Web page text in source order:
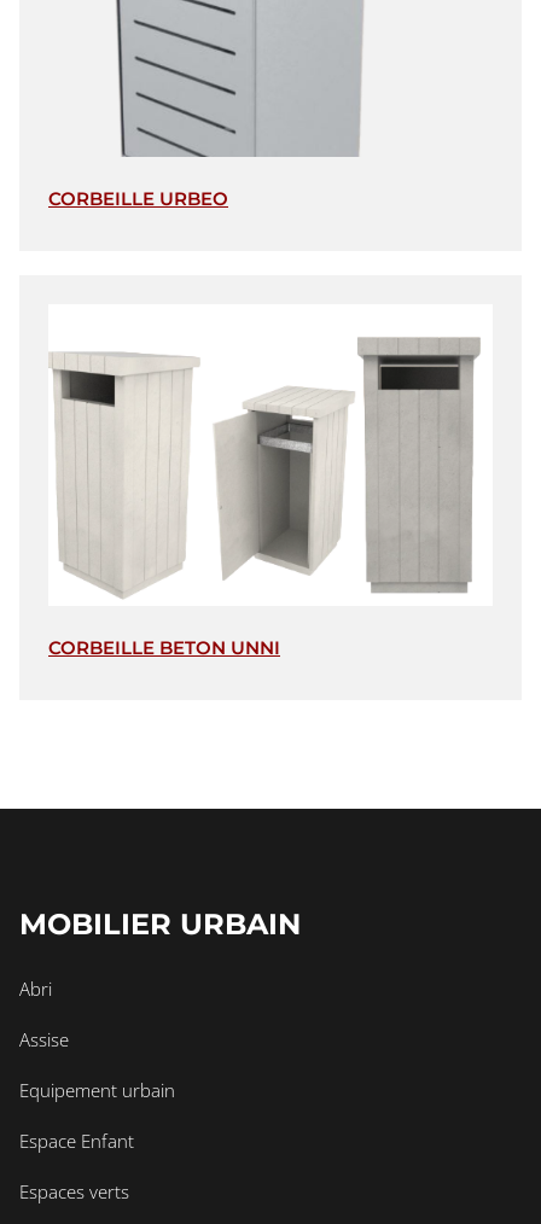
CORBEILLE URBEO
CORBEILLE BETON UNNI
MOBILIER URBAIN
Abri
Assise
Equipement urbain
Espace Enfant
Espaces verts